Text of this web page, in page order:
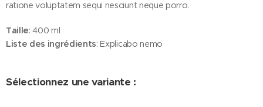
Ijstaart De Volle Maan groot
ratione voluptatem sequi nesciunt neque porro.
Taille: 400 ml
Liste des ingrédients: Explicabo nemo
Sélectionnez une variante :